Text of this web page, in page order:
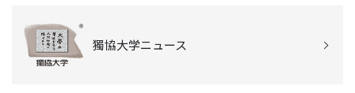
獨協大学ニュース